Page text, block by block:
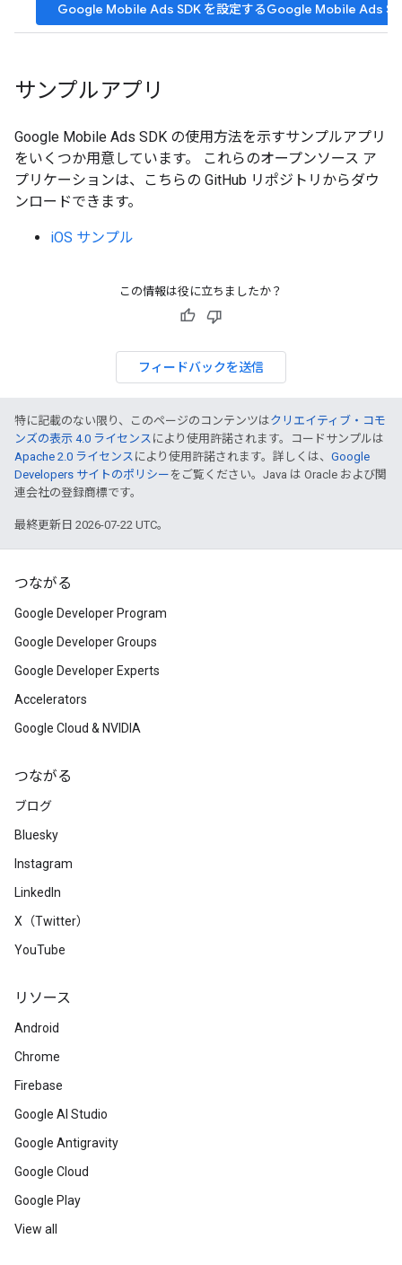
Google Mobile Ads SDK を設定するGoogle Mobile Ads
サンプルアプリ
Google Mobile Ads SDK の使用方法を示すサンプルアプリ
をいくつか用意しています。 これらのオープンソース ア
プリケーションは、こちらの GitHub リポジトリからダウ
ンロードできます。
iOS サンプル
この情報は役に立ちましたか？
フィードバックを送信
特に記載のない限り、このページのコンテンツはクリエイティブ・コモ
ンズの表示 4.0 ライセンス により使用許諾されます。コードサンプルは
Apache 2.0 ライセンス により使用許諾されます。詳しくは、 Google
Developers サイトのポリシー をご覧ください。Java は Oracle および関
連会社の登録商標です。
最終更新日 2026-07-22 UTC。
つながる
Google Developer Program
Google Developer Groups
Google Developer Experts
Accelerators
Google Cloud & NVIDIA
つながる
ブログ
Bluesky
Instagram
LinkedIn
X（Twitter）
YouTube
リソース
Android
Chrome
Firebase
Google AI Studio
Google Antigravity
Google Cloud
Google Play
View all